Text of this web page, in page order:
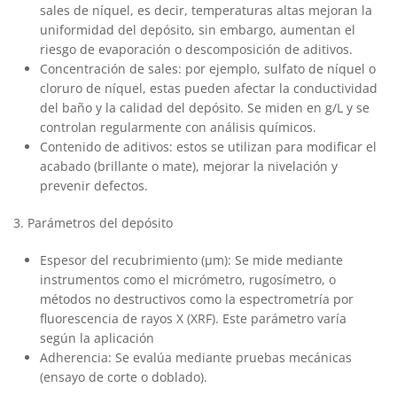
sales de níquel, es decir, temperaturas altas mejoran la
uniformidad del depósito, sin embargo, aumentan el
riesgo de evaporación o descomposición de aditivos.
Concentración de sales: por ejemplo, sulfato de níquel o
cloruro de níquel, estas pueden afectar la conductividad
del baño y la calidad del depósito. Se miden en g/L y se
controlan regularmente con análisis químicos.
Contenido de aditivos: estos se utilizan para modificar el
acabado (brillante o mate), mejorar la nivelación y
prevenir defectos.
3. Parámetros del depósito
Espesor del recubrimiento (μm): Se mide mediante
instrumentos como el micrómetro, rugosímetro, o
métodos no destructivos como la espectrometría por
fluorescencia de rayos X (XRF). Este parámetro varía
según la aplicación
Adherencia: Se evalúa mediante pruebas mecánicas
(ensayo de corte o doblado).